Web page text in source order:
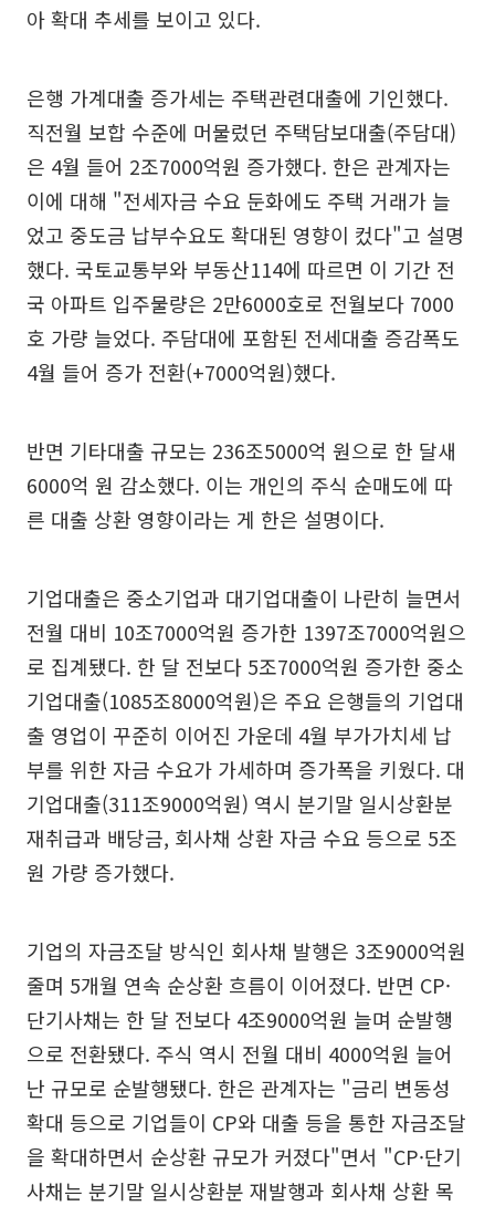
아 확대 추세를 보이고 있다.
은행 가계대출 증가세는 주택관련대출에 기인했다.
직전월 보합 수준에 머물렀던 주택담보대출(주담대)
은 4월 들어 2조7000억원 증가했다. 한은 관계자는
이에 대해 "전세자금 수요 둔화에도 주택 거래가 늘
었고 중도금 납부수요도 확대된 영향이 컸다"고 설명
했다. 국토교통부와 부동산114에 따르면 이 기간 전
국 아파트 입주물량은 2만6000호로 전월보다 7000
호 가량 늘었다. 주담대에 포함된 전세대출 증감폭도
4월 들어 증가 전환(+7000억원)했다.
반면 기타대출 규모는 236조5000억 원으로 한 달새
6000억 원 감소했다. 이는 개인의 주식 순매도에 따
른 대출 상환 영향이라는 게 한은 설명이다.
기업대출은 중소기업과 대기업대출이 나란히 늘면서
전월 대비 10조7000억원 증가한 1397조7000억원으
로 집계됐다. 한 달 전보다 5조7000억원 증가한 중소
기업대출(1085조8000억원)은 주요 은행들의 기업대
출 영업이 꾸준히 이어진 가운데 4월 부가가치세 납
부를 위한 자금 수요가 가세하며 증가폭을 키웠다. 대
기업대출(311조9000억원) 역시 분기말 일시상환분
재취급과 배당금, 회사채 상환 자금 수요 등으로 5조
원 가량 증가했다.
기업의 자금조달 방식인 회사채 발행은 3조9000억원
줄며 5개월 연속 순상환 흐름이 이어졌다. 반면 CP·
단기사채는 한 달 전보다 4조9000억원 늘며 순발행
으로 전환됐다. 주식 역시 전월 대비 4000억원 늘어
난 규모로 순발행됐다. 한은 관계자는 "금리 변동성
확대 등으로 기업들이 CP와 대출 등을 통한 자금조달
을 확대하면서 순상환 규모가 커졌다"면서 "CP·단기
사채는 분기말 일시상환분 재발행과 회사채 상환 목